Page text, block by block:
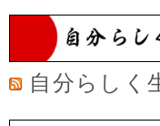
自分らしく